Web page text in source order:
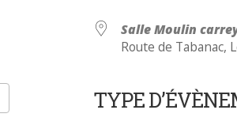
Salle Moulin
Route de Tabanac,
TYPE